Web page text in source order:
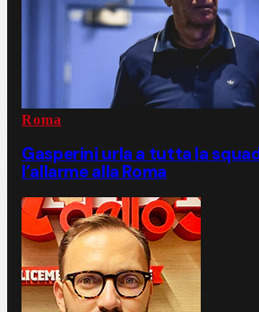
Roma
Gasperini urla a tutta la
l’allarme alla Roma